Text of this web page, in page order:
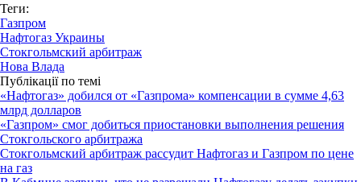
Теги:
Газпром
Нафтогаз Украины
Стокгольмский арбитраж
Нова Влада
Публікації по темі
«Нафтогаз» добился от «Газпрома» компенсации в сумме 4,63
млрд долларов
«Газпром» смог добиться приостановки выполнения решения
Стокгольского арбитража
Стокгольмский арбитраж рассудит Нафтогаз и Газпром по цене
на газ